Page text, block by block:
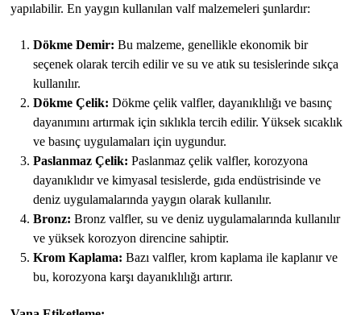
yapılabilir. En yaygın kullanılan valf malzemeleri şunlardır:
Dökme Demir: Bu malzeme, genellikle ekonomik bir
seçenek olarak tercih edilir ve su ve atık su tesislerinde sıkça
kullanılır.
Dökme Çelik: Dökme çelik valfler, dayanıklılığı ve basınç
dayanımını artırmak için sıklıkla tercih edilir. Yüksek sıcaklık
ve basınç uygulamaları için uygundur.
Paslanmaz Çelik: Paslanmaz çelik valfler, korozyona
dayanıklıdır ve kimyasal tesislerde, gıda endüstrisinde ve
deniz uygulamalarında yaygın olarak kullanılır.
Bronz: Bronz valfler, su ve deniz uygulamalarında kullanılır
ve yüksek korozyon direncine sahiptir.
Krom Kaplama: Bazı valfler, krom kaplama ile kaplanır ve
bu, korozyona karşı dayanıklılığı artırır.